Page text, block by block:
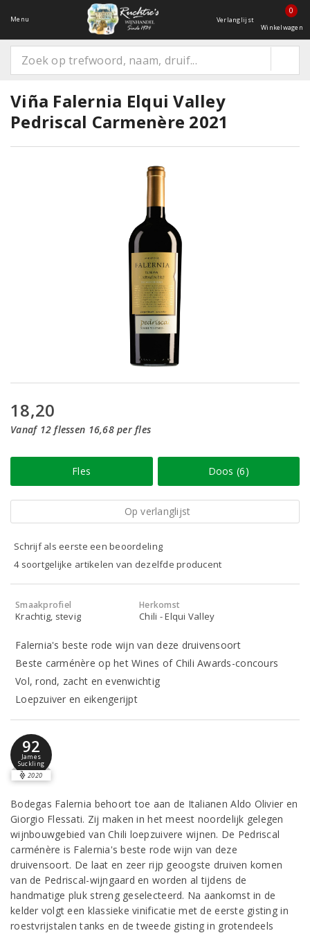
Menu Verlanglijst
0
Winkelwagen
Viña Falernia Elqui Valley
Pedriscal Carmenère 2021
18,20
Vanaf 12 flessen 16,68 per fles
Fles Doos (6)
Op verlanglijst
Schrijf als eerste een beoordeling
4 soortgelijke artikelen van dezelfde producent
Smaakprofiel
Krachtig, stevig
Herkomst
Chili - Elqui Valley
Falernia's beste rode wijn van deze druivensoort
Beste carménère op het Wines of Chili Awards-concours
Vol, rond, zacht en evenwichtig
Loepzuiver en eikengerijpt
92
James
Suckling
2020
Bodegas Falernia behoort toe aan de Italianen Aldo Olivier en
Giorgio Flessati. Zij maken in het meest noordelijk gelegen
wijnbouwgebied van Chili loepzuivere wijnen. De Pedriscal
carménère is Falernia's beste rode wijn van deze
druivensoort. De laat en zeer rijp geoogste druiven komen
van de Pedriscal-wijngaard en worden al tijdens de
handmatige pluk streng geselecteerd. Na aankomst in de
kelder volgt een klassieke vinificatie met de eerste gisting in
roestvrijstalen tanks en de tweede gisting in grotendeels